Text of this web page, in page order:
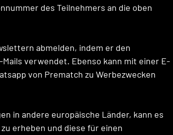
des Teilnehmers an die oben
abmelden, indem er den
verwendet. Ebenso kann mit einer E-
von Prematch zu Werbezwecken
in andere europäische Länder, kann es
erheben und diese für einen